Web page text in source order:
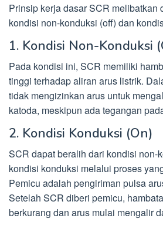
Prinsip kerja dasar SCR melibatkan
kondisi non-konduksi (off) dan
1. Kondisi Non-Konduksi
Pada kondisi ini, SCR memiliki
tinggi terhadap aliran arus listrik.
tidak mengizinkan arus untuk
katoda, meskipun ada tegangan
2. Kondisi Konduksi (On)
SCR dapat beralih dari kondisi non-
kondisi konduksi melalui proses
Pemicu adalah pengiriman pulsa
Setelah SCR diberi pemicu,
berkurang dan arus mulai mengalir